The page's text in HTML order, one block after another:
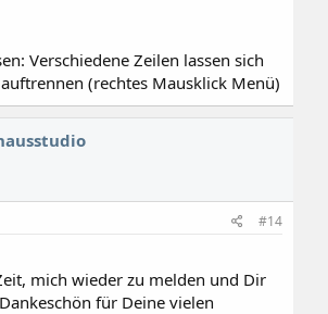
Verschiedene Zeilen lassen sich
(rechtes Mausklick Menü)
#14
mich wieder zu melden und Dir
für Deine vielen